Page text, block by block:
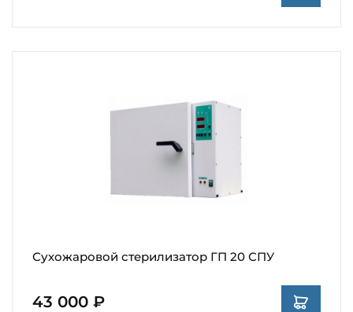
Сухожаровой стерилизатор ГП 20 СПУ
43 000 ₽